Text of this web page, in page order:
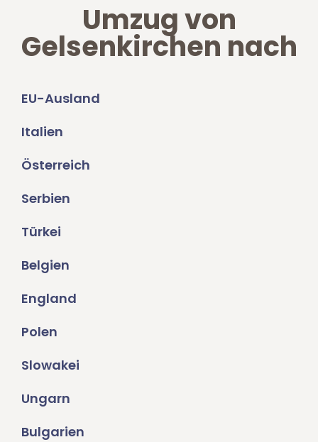
Umzug von
Gelsenkirchen nach
EU-Ausland
Italien
Österreich
Serbien
Türkei
Belgien
England
Polen
Slowakei
Ungarn
Bulgarien